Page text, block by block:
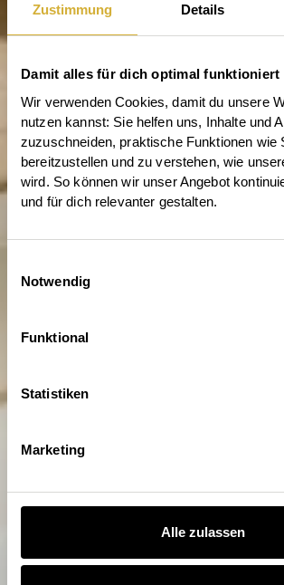
Zustimmung Details
Damit alles für dich optimal funktioniert
Wir verwenden Cookies, damit du unsere
nutzen kannst: Sie helfen uns, Inhalte und
zuzuschneiden, praktische Funktionen wie
bereitzustellen und zu verstehen, wie
wird. So können wir unser Angebot
und für dich relevanter gestalten.
Notwendig
Funktional
Statistiken
Marketing
Alle zulassen
Entdecke die Welt